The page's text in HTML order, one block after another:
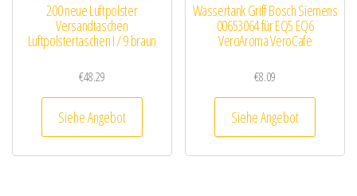
200 neue Luftpolster
Versandtaschen
Luftpolstertaschen I / 9 braun
€48.29
Siehe Angebot
Wassertank Griff Bosch Siemens
00653064 für EQ5 EQ6
VeroAroma VeroCafe
€8.09
Siehe Angebot